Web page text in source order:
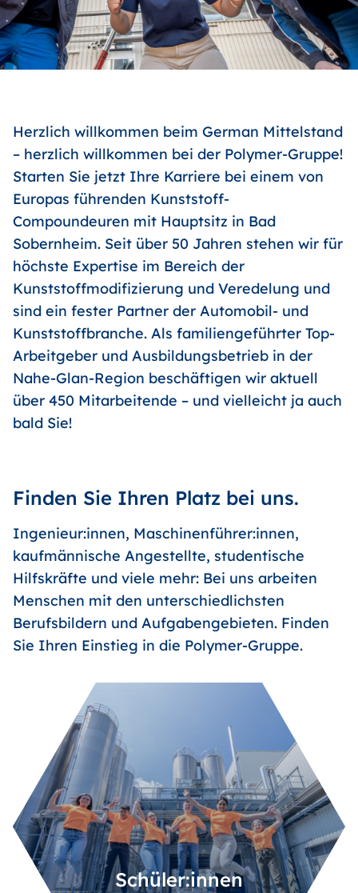
Herzlich willkommen beim German Mittelstand
– herzlich willkommen bei der Polymer-Gruppe!
Starten Sie jetzt Ihre Karriere bei einem von
Europas führenden Kunststoff-
Compoundeuren mit Hauptsitz in Bad
Sobernheim. Seit über 50 Jahren stehen wir für
höchste Expertise im Bereich der
Kunststoffmodifizierung und Veredelung und
sind ein fester Partner der Automobil- und
Kunststoffbranche. Als familiengeführter Top-
Arbeitgeber und Ausbildungsbetrieb in der
Nahe-Glan-Region beschäftigen wir aktuell
über 450 Mitarbeitende – und vielleicht ja auch
bald Sie!
Finden Sie Ihren Platz bei uns.
Ingenieur:innen, Maschinenführer:innen,
kaufmännische Angestellte, studentische
Hilfskräfte und viele mehr: Bei uns arbeiten
Menschen mit den unterschiedlichsten
Berufsbildern und Aufgabengebieten. Finden
Sie Ihren Einstieg in die Polymer-Gruppe.
Schüler:innen